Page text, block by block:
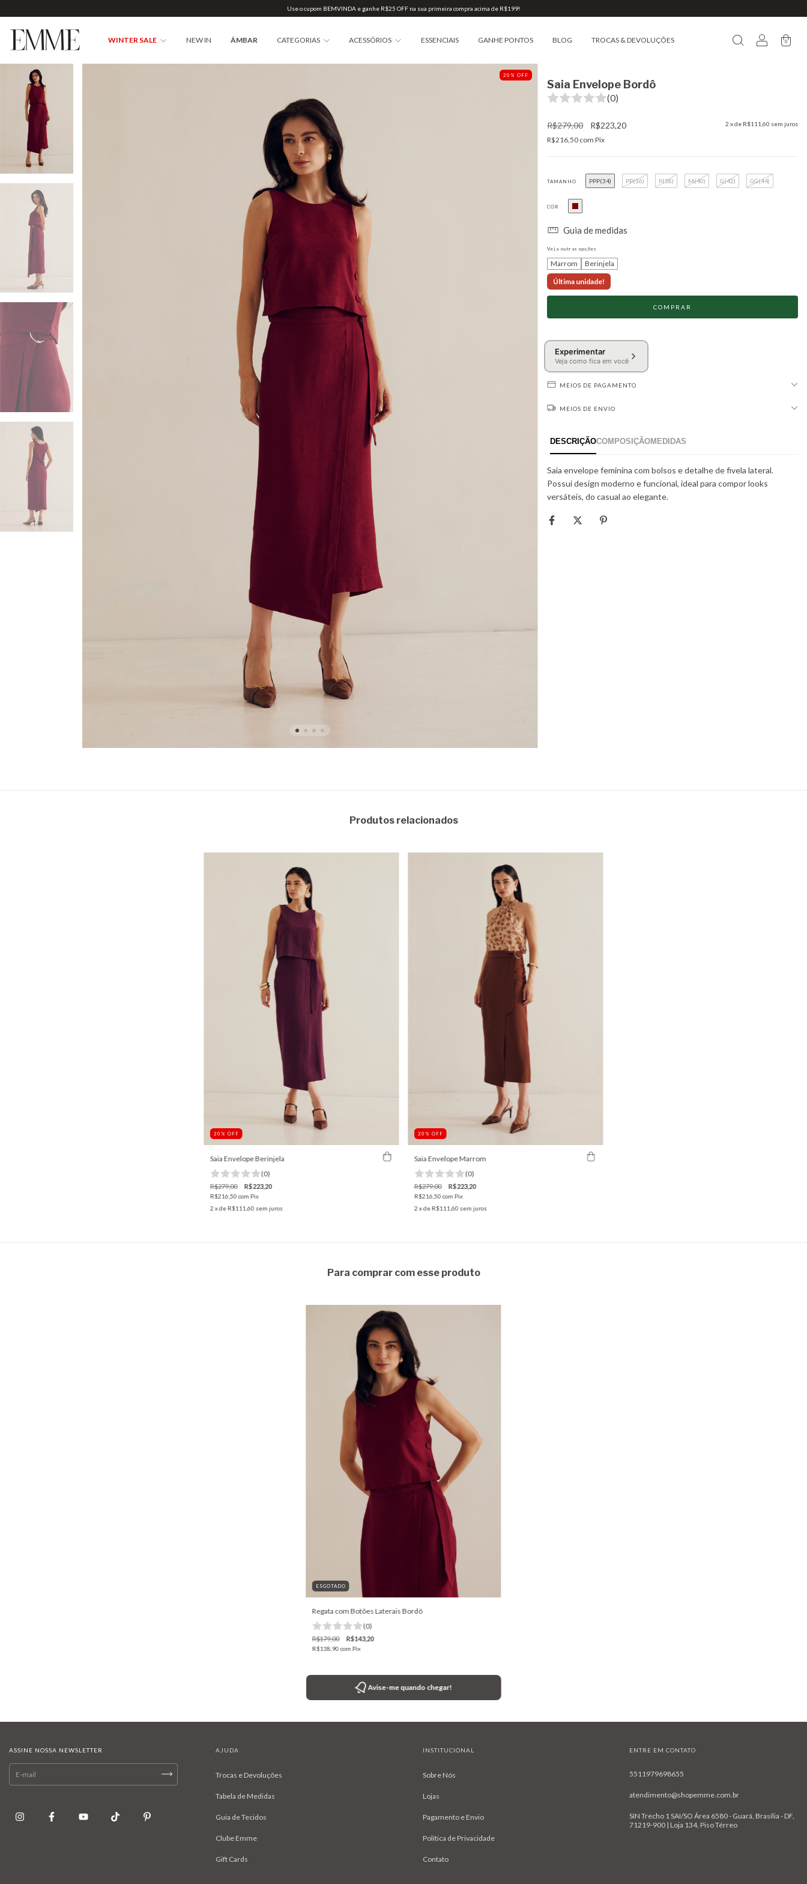
Use o cupom BEMVINDA e ganhe R$25 OFF na sua primeira compra acima de R$199!
WINTER SALE NEW IN ÂMBAR CATEGORIAS ACESSÓRIOS ESSENCIAIS GANHE PONTOS BLOG TROCAS & DEVOLUÇÕES 0
20 % OFF
Saia Envelope Bordô
(0)
R$279,00 R$223,20 2 x de R$111,60 sem juros
R$216,50 com Pix
TAMANHO PPP(34) PP(36) P(38) M(40) G(42) GG(44)
COR
Guia de medidas
Veja outras opções
Marrom
Berinjela
Última unidade!
Experimentar
Veja como fica em você
MEIOS DE PAGAMENTO
MEIOS DE ENVIO
Produtos relacionados
20 % OFF
Saia Envelope Berinjela
(0)
R$279,00 R$223,20
R$216,50com Pix
2 x deR$111,60 sem juros
20 % OFF
Saia Envelope Marrom
(0)
R$279,00 R$223,20
R$216,50com Pix
2 x deR$111,60 sem juros
Para comprar com esse produto
ESGOTADO
Regata com Botões Laterais Bordô
(0)
R$179,00 R$143,20
R$138,90com Pix
Avise-me quando chegar!
ASSINE NOSSA NEWSLETTER AJUDA
Trocas e Devoluções
Tabela de Medidas
Guia de Tecidos
Clube Emme
Gift Cards
INSTITUCIONAL
Sobre Nós
Lojas
Pagamento e Envio
Política de Privacidade
Contato
ENTRE EM CONTATO
5511979698655
atendimento@shopemme.com.br
SIN Trecho 1 SAI/SO Área 6580 - Guará, Brasília - DF,
71219-900 | Loja 134, Piso Térreo